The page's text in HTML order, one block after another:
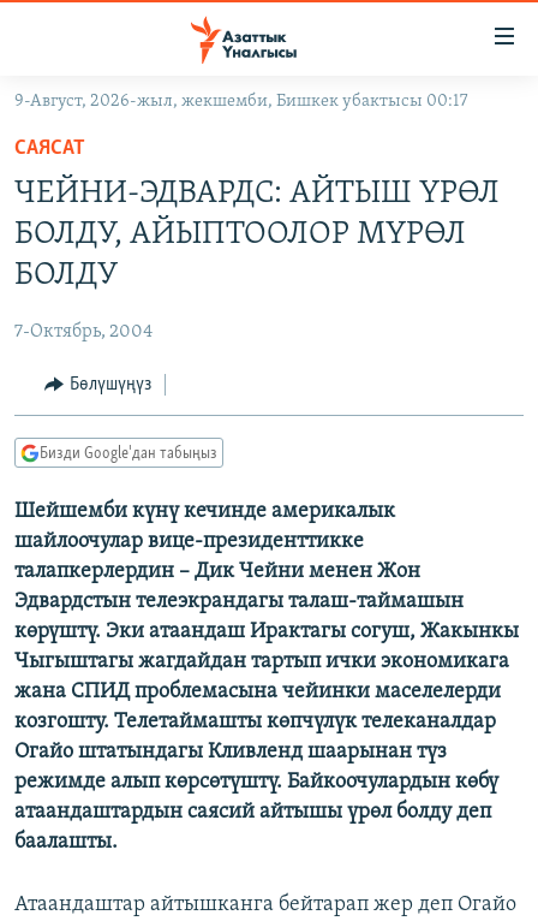
Навигацияга
өтүңүз
Издөөгө
салыңыз
КЫРГЫЗСТАН
САЯСАТ
МАДАНИЯТ
ДҮЙНӨ
УКРАИНА
ТВ ПРОГРАММАЛАР
БҮГҮН АЗАТТЫКТА
ДАНИСТЕ
ЭЖЕ-СИҢДИЛЕР
АЗАТТЫК+
ЫҢГАЙСЫЗ СУРООЛОР
ПОДКАСТ
ОНЛАЙН ШЕРИНЕ
ЭЕ/АРнун бардык сайттары
9-Август, 2026-жыл, жекшемби, Бишкек убактысы 00:17
САЯСАТ
ЧЕЙНИ-ЭДВАРДС: АЙТЫШ ҮРӨЛ
БОЛДУ, АЙЫПТООЛОР МҮРӨЛ
БОЛДУ
7-Октябрь, 2004
Бөлүшүңүз
Бизди Google'дан табыңыз
Шейшемби күнү кечинде америкалык
шайлоочулар вице-президенттикке
талапкерлердин – Дик Чейни менен Жон
Эдвардстын телеэкрандагы талаш-таймашын
көрүштү. Эки атаандаш Ирактагы согуш, Жакынкы
Чыгыштагы жагдайдан тартып ички экономикага
жана СПИД проблемасына чейинки маселелерди
козгошту. Телетаймашты көпчүлүк телеканалдар
Огайо штатындагы Кливленд шаарынан түз
режимде алып көрсөтүштү. Байкоочулардын көбү
атаандаштардын саясий айтышы үрөл болду деп
баалашты.
Атаандаштар айтышканга бейтарап жер деп Огайо